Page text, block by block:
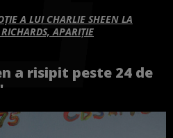
A LUI CHARLIE SHEEN LA
APARIȚIE
a risipit peste 24 de